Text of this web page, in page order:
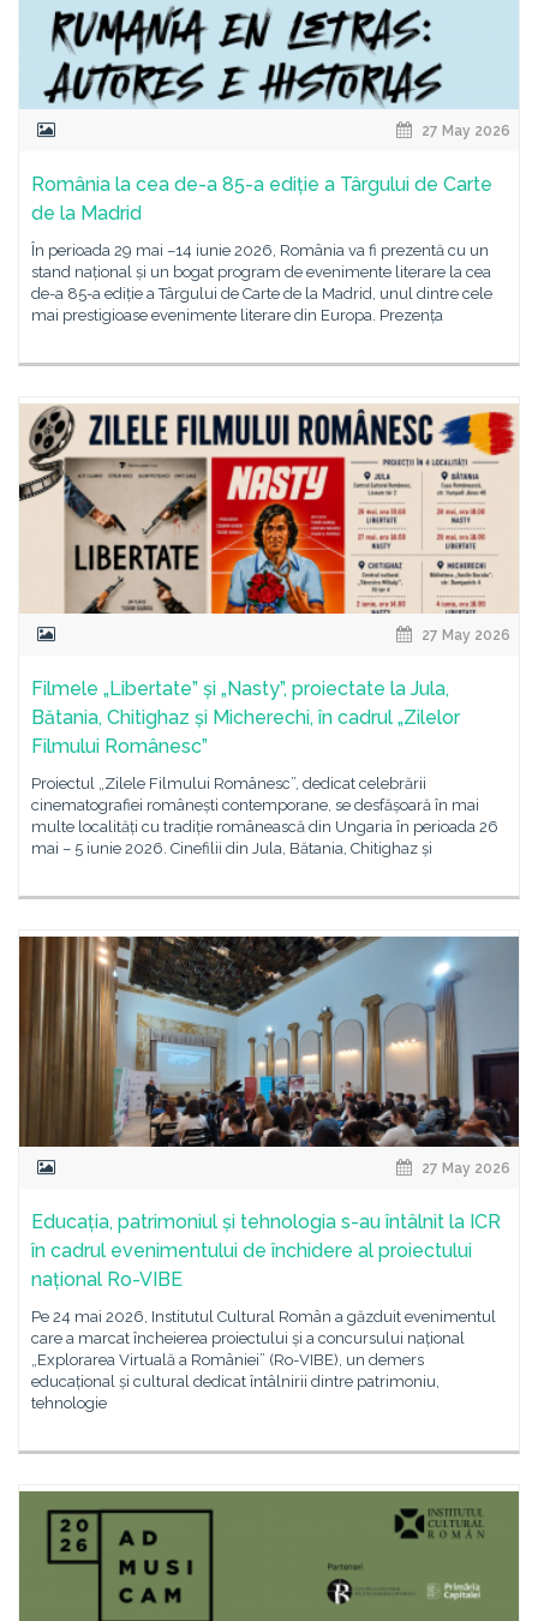
27 May 2026
România la cea de-a 85-a ediție a Târgului de Carte
de la Madrid
În perioada 29 mai –14 iunie 2026, România va fi prezentă cu un
stand național și un bogat program de evenimente literare la cea
de-a 85-a ediție a Târgului de Carte de la Madrid, unul dintre cele
mai prestigioase evenimente literare din Europa. Prezența
27 May 2026
Filmele „Libertate” și „Nasty”, proiectate la Jula,
Bătania, Chitighaz și Micherechi, în cadrul „Zilelor
Filmului Românesc”
Proiectul „Zilele Filmului Românesc”, dedicat celebrării
cinematografiei românești contemporane, se desfășoară în mai
multe localități cu tradiție românească din Ungaria în perioada 26
mai – 5 iunie 2026. Cinefilii din Jula, Bătania, Chitighaz și
27 May 2026
Educația, patrimoniul și tehnologia s-au întâlnit la ICR
în cadrul evenimentului de închidere al proiectului
național Ro-VIBE
Pe 24 mai 2026, Institutul Cultural Român a găzduit evenimentul
care a marcat încheierea proiectului și a concursului național
„Explorarea Virtuală a României” (Ro-VIBE), un demers
educațional și cultural dedicat întâlnirii dintre patrimoniu,
tehnologie